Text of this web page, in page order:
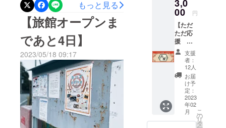
工事して、クラファンで300
万円を集めてと全く再現性
は無いが、何とかせなかん
という想いがあればあとは
各々自分のやり方を模索す
るのでござるだから皆に”空
き家を何とかしてみた
い！”と思わせるのが多分僕
もっと見る
【旅館オープンま
であと4日】
2023/05/18 09:17
3,0
00 円
【ただ
ただ応
援
3,000
円】 こ
のプロ
ジェク
トを、
この夢
をただ
ただ応
援した
い方向
支援
者：
12人
お届
け予
定：
2023
年02
月
こ
の
リ
タ